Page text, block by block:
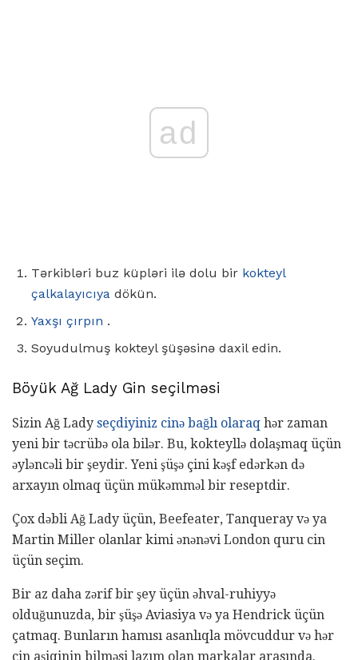
ad
Tərkibləri buz küpləri ilə dolu bir kokteyl
çalkalayıcıya dökün.
Yaxşı çırpın .
Soyudulmuş kokteyl şüşəsinə daxil edin.
Böyük Ağ Lady Gin seçilməsi
Sizin Ağ Lady seçdiyiniz cinə bağlı olaraq hər zaman
yeni bir təcrübə ola bilər. Bu, kokteyllə dolaşmaq üçün
əyləncəli bir şeydir. Yeni şüşə çini kəşf edərkən də
arxayın olmaq üçün mükəmməl bir reseptdir.
Çox dəbli Ağ Lady üçün, Beefeater, Tanqueray və ya
Martin Miller olanlar kimi ənənəvi London quru cin
üçün seçim.
Bir az daha zərif bir şey üçün əhval-ruhiyyə
olduğunuzda, bir şüşə Aviasiya və ya Hendrick üçün
çatmaq. Bunların hamısı asanlıqla mövcuddur və hər
cin aşiqinin bilməsi lazım olan markalar arasında.